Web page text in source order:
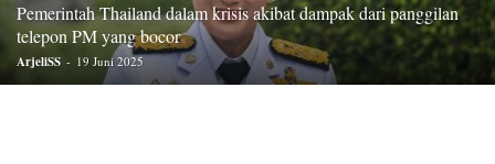
Pemerintah Thailand dalam krisis akibat dampak dari panggilan
telepon PM yang bocor
ArjeliSS - 19 Juni 2025